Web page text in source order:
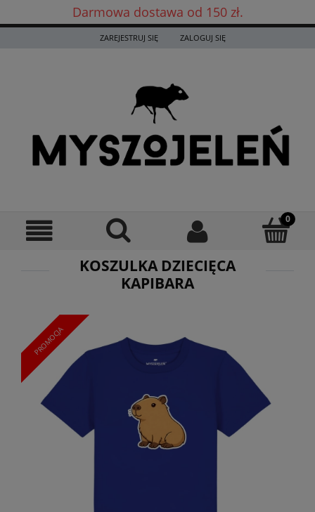
Darmowa dostawa od 150 zł.
Darmowa dostawa już od 150 zł! ✨
ZAREJESTRUJ SIĘ ZALOGUJ SIĘ
KOSZULKA DZIECIĘCA
KAPIBARA
PROMOCJA